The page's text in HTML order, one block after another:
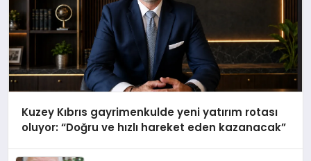
Kuzey Kıbrıs gayrimenkulde yeni yatırım rotası
oluyor: “Doğru ve hızlı hareket eden kazanacak”